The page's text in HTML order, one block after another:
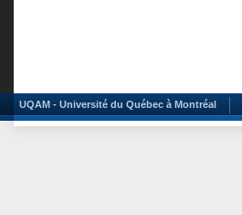
UQAM - Université du Québec à Montréal